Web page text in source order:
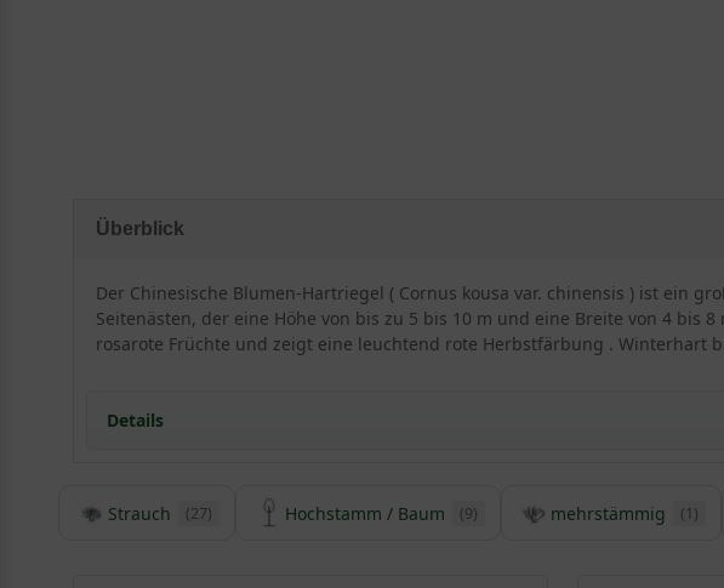
Überblick
Der Chinesische Blumen-Hartriegel ( Cornus kousa var. chinensis ) ist ein
Seitenästen, der eine Höhe von bis zu 5 bis 10 m und eine Breite von 4
rosarote Früchte und zeigt eine leuchtend rote Herbstfärbung . Winterhart
Details
Herkunft und Besonderheiten des Chinesischen Blumen-
Strauch (27) Hochstamm / Baum (9) mehrstämmig (1)